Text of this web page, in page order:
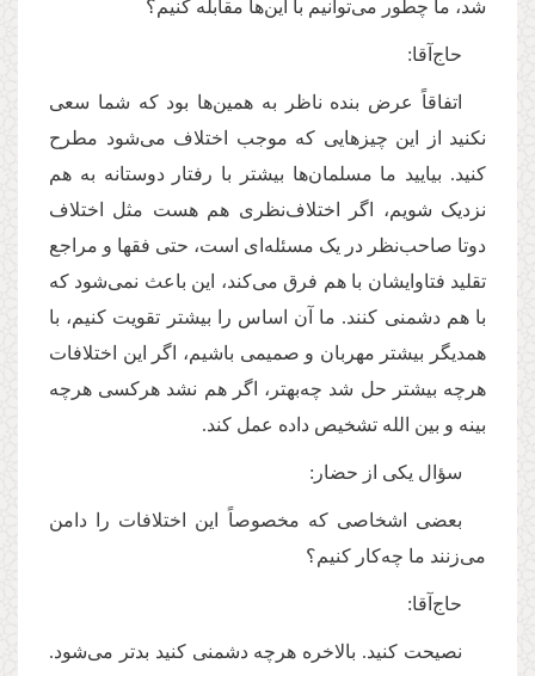
شد، ما چطور می‌توانیم با این‌ها مقابله کنیم؟
حاج‌آقا:
اتفاقاً عرض بنده ناظر به همین‌ها بود که شما سعی
نکنید از این چیزهایی که موجب اختلاف می‌شود مطرح
کنید. بیایید ما مسلمان‌ها بیشتر با رفتار دوستانه به هم
نزدیک شویم، اگر اختلاف‌نظری هم هست مثل اختلاف
دوتا صاحب‌نظر در یک مسئله‌ای است، حتی فقها و مراجع
تقلید فتاوایشان با هم فرق می‌کند، این باعث نمی‌شود که
با هم دشمنی کنند. ما آن اساس را بیشتر تقویت کنیم، با
همدیگر بیشتر مهربان و صمیمی باشیم، اگر این اختلافات
هرچه بیشتر حل شد چه‌بهتر، اگر هم نشد هرکسی هرچه
بینه و بین الله تشخیص داده عمل کند.
سؤال یکی از حضار:
بعضی اشخاصی که مخصوصاً این اختلافات را دامن
می‌زنند ما چه‌کار کنیم؟
حاج‌آقا:
نصیحت کنید. بالاخره هرچه دشمنی کنید بدتر می‌شود.